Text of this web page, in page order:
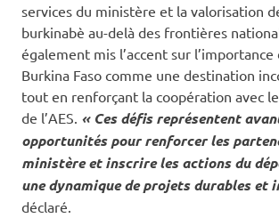
services du ministère et la valorisation
burkinabè au-delà des frontières
également mis l’accent sur
Burkina Faso comme une destination
tout en renforçant la coopération avec
de l’AES. « Ces défis représentent
opportunités pour renforcer les
ministère et inscrire les actions du
une dynamique de projets durables et
déclaré.